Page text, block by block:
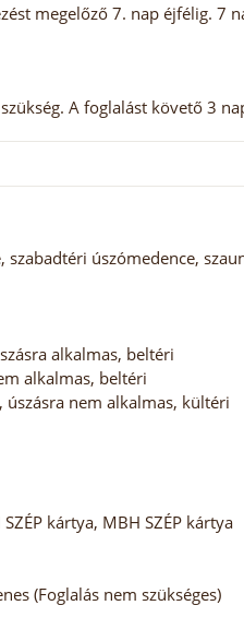
megelőző 7. nap éjfélig. 7
A foglalást követő 3
szabadtéri úszómedence,
alkalmas, beltéri
alkalmas, beltéri
úszásra nem alkalmas, kültéri
kártya, MBH SZÉP kártya
(Foglalás nem szükséges)